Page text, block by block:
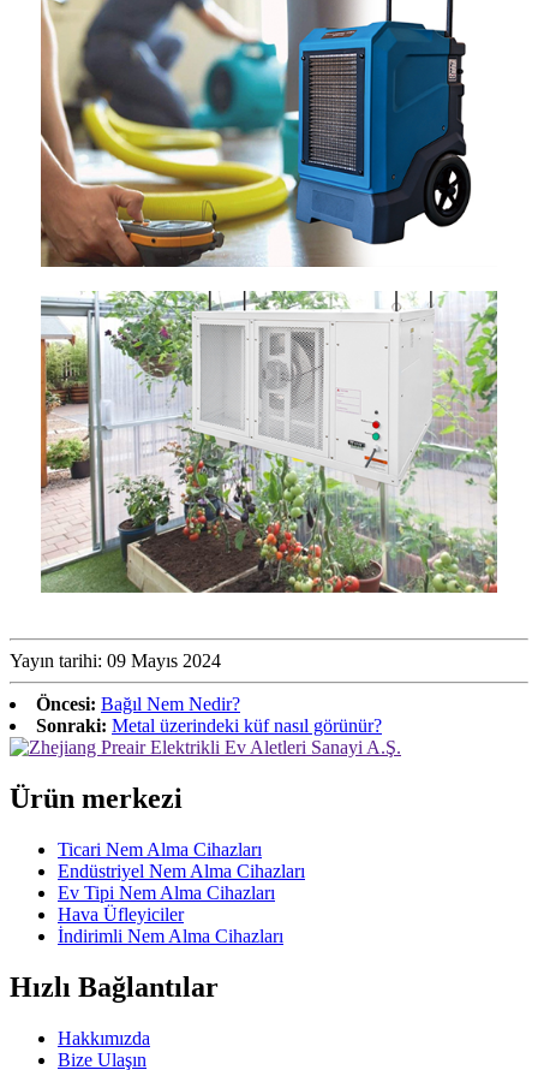
Yayın tarihi: 09 Mayıs 2024
Öncesi: Bağıl Nem Nedir?
Sonraki: Metal üzerindeki küf nasıl görünür?
Ürün merkezi
Ticari Nem Alma Cihazları
Endüstriyel Nem Alma Cihazları
Ev Tipi Nem Alma Cihazları
Hava Üfleyiciler
İndirimli Nem Alma Cihazları
Hızlı Bağlantılar
Hakkımızda
Bize Ulaşın